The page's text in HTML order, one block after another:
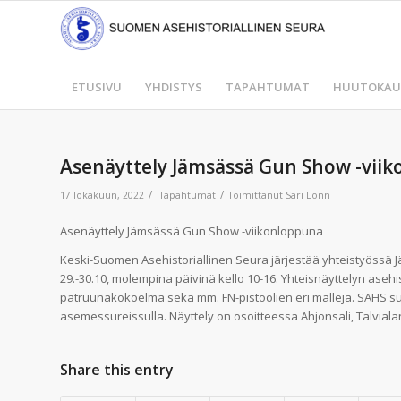
ETUSIVU YHDISTYS TAPAHTUMAT
Asenäyttely Jämsässä Gun Show -
17 lokakuun, 2022 / Tapahtumat / Toimittanut Sari Lönn
Asenäyttely Jämsässä Gun Show -viikonloppuna
Keski-Suomen Asehistoriallinen Seura järjestää yhteistyössä
29.-30.10, molempina päivinä kello 10-16. Yhteisnäyttelyn
patruunakokoelma sekä mm. FN-pistoolien eri malleja.
asemessureissulla. Näyttely on osoitteessa Ahjonsali,
Share this entry